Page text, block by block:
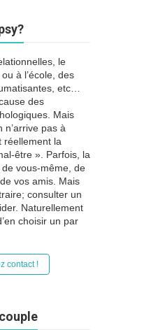
le
à l’école, des
etc…
des
Mais
n’arrive pas à
réellement la
être ». Parfois, la
vous-même, de
vos amis. Mais
consulter un
Naturellement
choisir un par
contact !